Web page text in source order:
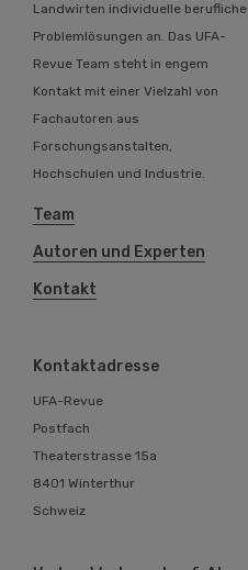
Landwirten individuelle berufliche
Problemlösungen an. Das UFA-
Revue Team steht in engem
Kontakt mit einer Vielzahl von
Fachautoren aus
Forschungsanstalten,
Hochschulen und Industrie.
Team
Autoren und Experten
Kontakt
Kontaktadresse
UFA-Revue
Postfach
Theaterstrasse 15a
8401 Winterthur
Schweiz